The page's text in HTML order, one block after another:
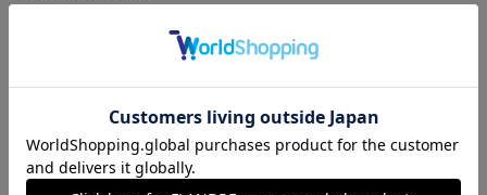
浦和伊勢丹1階 ザ・ステージ＃1 CONTESSA カシミヤコレク
ションPOP UPストア